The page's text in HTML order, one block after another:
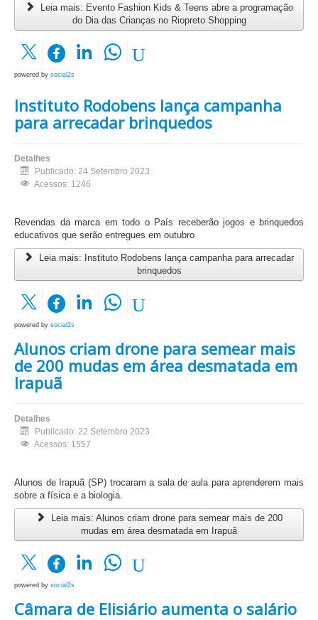
Leia mais: Evento Fashion Kids & Teens abre a programação
do Dia das Crianças no Riopreto Shopping
powered by social2s
Instituto Rodobens lança campanha
para arrecadar brinquedos
Detalhes
Publicado: 24 Setembro 2023
Acessos: 1246
Revendas da marca em todo o País receberão jogos e brinquedos
educativos que serão entregues em outubro
Leia mais: Instituto Rodobens lança campanha para arrecadar
brinquedos
powered by social2s
Alunos criam drone para semear mais
de 200 mudas em área desmatada em
Irapuã
Detalhes
Publicado: 22 Setembro 2023
Acessos: 1557
Alunos de Irapuã (SP) trocaram a sala de aula para aprenderem mais
sobre a física e a biologia.
Leia mais: Alunos criam drone para semear mais de 200
mudas em área desmatada em Irapuã
powered by social2s
Câmara de Elisiário aumenta o salário